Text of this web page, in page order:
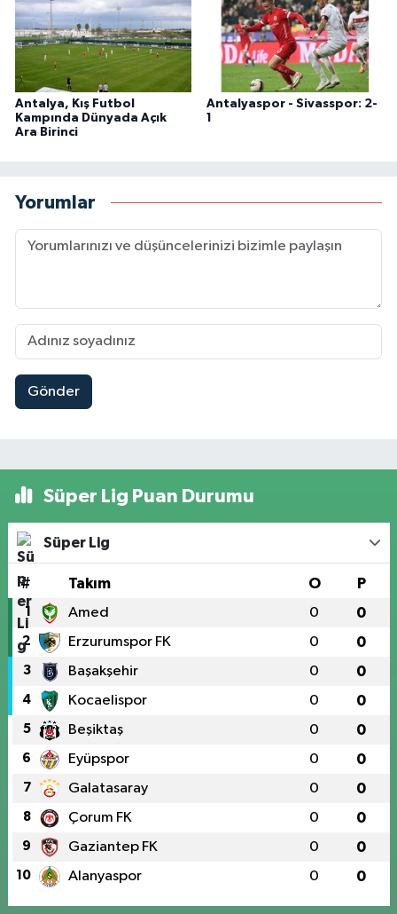
Antalya, Kış Futbol
Kampında Dünyada Açık
Ara Birinci
Antalyaspor - Sivasspor: 2-
1
Yorumlar
Gönder
Süper Lig Puan Durumu
Süper Lig
# Takım O P
1 Amed 0 0
2 Erzurumspor FK 0 0
3 Başakşehir 0 0
4 Kocaelispor 0 0
5 Beşiktaş 0 0
6 Eyüpspor 0 0
7 Galatasaray 0 0
8 Çorum FK 0 0
9 Gaziantep FK 0 0
10 Alanyaspor 0 0